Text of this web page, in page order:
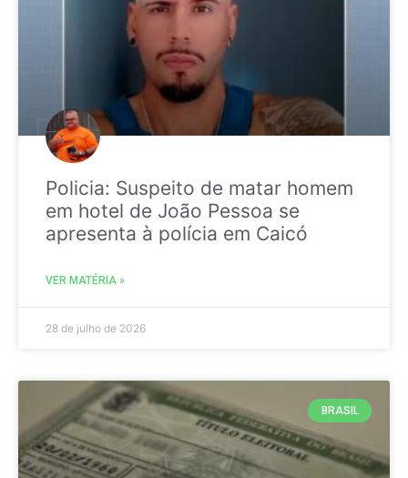
Policia: Suspeito de matar homem
em hotel de João Pessoa se
apresenta à polícia em Caicó
VER MATÉRIA »
28 de julho de 2026
BRASIL